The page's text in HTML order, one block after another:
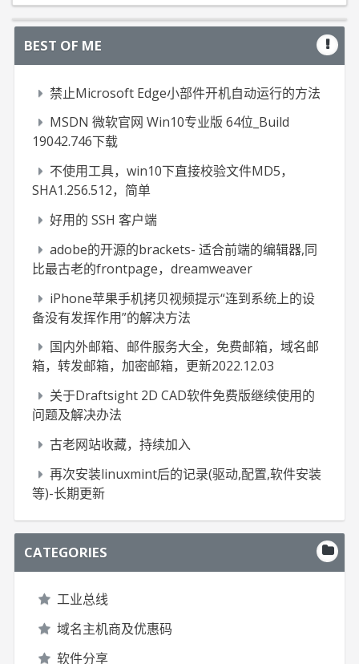
BEST OF ME
禁止Microsoft Edge小部件开机自动运行的方法
MSDN 微软官网 Win10专业版 64位_Build
19042.746下载
不使用工具，win10下直接校验文件MD5，
SHA1.256.512，简单
好用的 SSH 客户端
adobe的开源的brackets- 适合前端的编辑器,同
比最古老的frontpage，dreamweaver
iPhone苹果手机拷贝视频提示“连到系统上的设
备没有发挥作用”的解决方法
国内外邮箱、邮件服务大全，免费邮箱，域名邮
箱，转发邮箱，加密邮箱，更新2022.12.03
关于Draftsight 2D CAD软件免费版继续使用的
问题及解决办法
古老网站收藏，持续加入
再次安装linuxmint后的记录(驱动,配置,软件安装
等)-长期更新
CATEGORIES
工业总线
域名主机商及优惠码
软件分享